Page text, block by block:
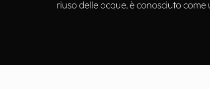
riuso delle acque, è conosciuto